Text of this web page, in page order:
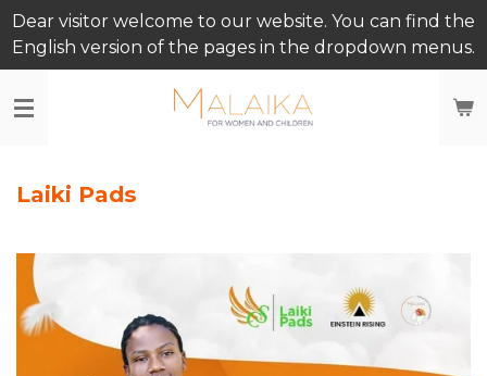
Ga
direct
naar
de
Dear visitor welcome to our website. You can find the
English version of the pages in the dropdown menus.
Laiki Pads